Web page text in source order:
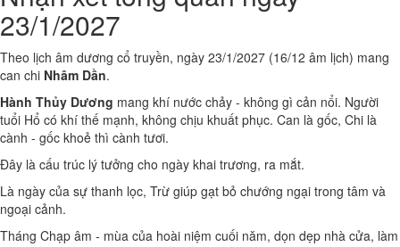
23/1/2027
Theo lịch âm dương cổ truyền, ngày 23/1/2027 (16/12 âm lịch) mang
can chi Nhâm Dần.
Hành Thủy Dương mang khí nước chảy - không gì cản nổi. Người
tuổi Hổ có khí thế mạnh, không chịu khuất phục. Can là gốc, Chi là
cành - gốc khoẻ thì cành tươi.
Đây là cấu trúc lý tưởng cho ngày khai trương, ra mắt.
Là ngày của sự thanh lọc, Trừ giúp gạt bỏ chướng ngại trong tâm và
ngoại cảnh.
Tháng Chạp âm - mùa của hoài niệm cuối năm, dọn dẹp nhà cửa, làm